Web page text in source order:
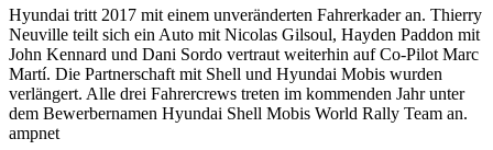
Hyundai tritt 2017 mit einem unveränderten Fahrerkader an. Thierry
Neuville teilt sich ein Auto mit Nicolas Gilsoul, Hayden Paddon mit
John Kennard und Dani Sordo vertraut weiterhin auf Co-Pilot Marc
Martí. Die Partnerschaft mit Shell und Hyundai Mobis wurden
verlängert. Alle drei Fahrercrews treten im kommenden Jahr unter
dem Bewerbernamen Hyundai Shell Mobis World Rally Team an.
ampnet